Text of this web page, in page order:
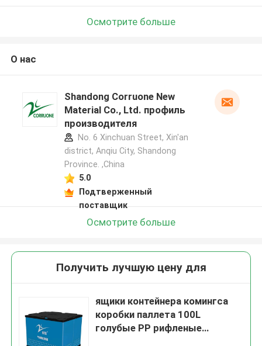
Осмотрите больше
О нас
Shandong Corruone New
Material Co., Ltd. профиль
производителя
No. 6 Xinchuan Street, Xin'an
district, Anqiu City, Shandong
Province. ,China
5.0
Подтверженный
поставщик
Осмотрите больше
Получить лучшую цену для
ящики контейнера комингса
коробки паллета 100L
голубые PP рифленые